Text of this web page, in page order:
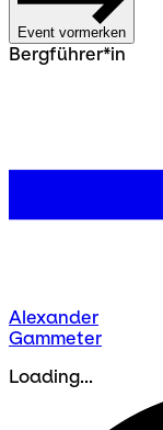
Event vormerken
Bergführer*in
Alexander
Gammeter
Loading...